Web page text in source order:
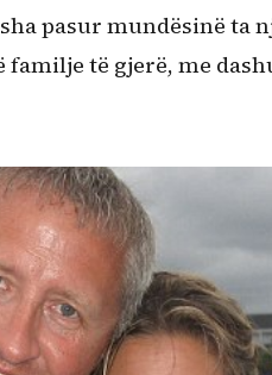
pasur mundësinë ta
të gjerë, me